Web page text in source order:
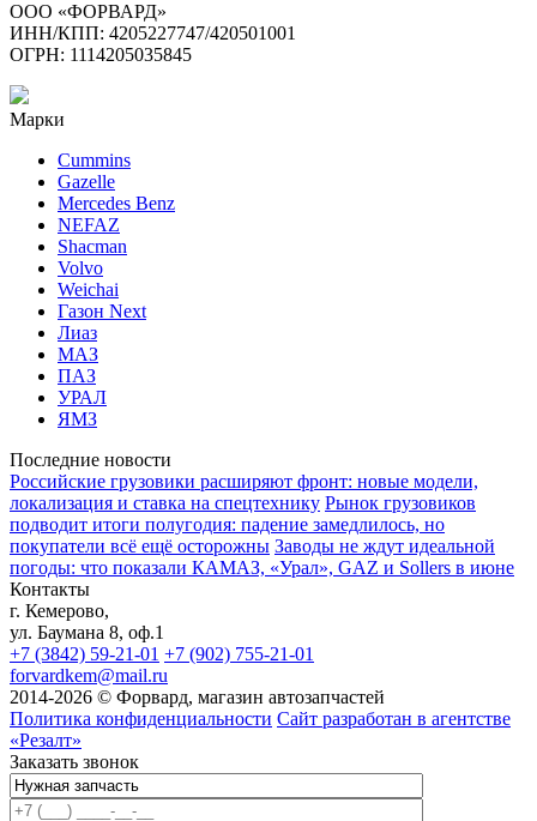
ООО «ФОРВАРД»
ИНН/КПП: 4205227747/420501001
ОГРН: 1114205035845
Марки
Cummins
Gazelle
Mercedes Benz
NEFAZ
Shacman
Volvo
Weichai
Газон Next
Лиаз
МАЗ
ПАЗ
УРАЛ
ЯМЗ
Последние новости
Российские грузовики расширяют фронт: новые модели,
локализация и ставка на спецтехнику Рынок грузовиков
подводит итоги полугодия: падение замедлилось, но
покупатели всё ещё осторожны Заводы не ждут идеальной
погоды: что показали КАМАЗ, «Урал», GAZ и Sollers в июне
Контакты
г. Кемерово,
ул. Баумана 8, оф.1
+7 (3842) 59-21-01 +7 (902) 755-21-01
forvardkem@mail.ru
2014-2026 © Форвард, магазин автозапчастей
Политика конфиденциальности Сайт разработан в агентстве
«Резалт»
Заказать звонок